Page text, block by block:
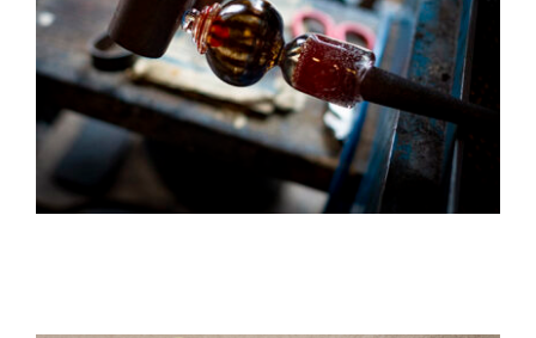
kontakt4